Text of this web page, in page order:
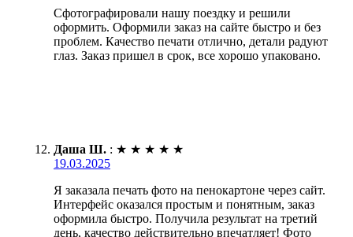
Сфотографировали нашу поездку и решили
оформить. Оформили заказ на сайте быстро и без
проблем. Качество печати отлично, детали радуют
глаз. Заказ пришел в срок, все хорошо упаковано.
Даша Ш. : ★ ★ ★ ★ ★
19.03.2025
Я заказала печать фото на пенокартоне через сайт.
Интерфейс оказался простым и понятным, заказ
оформила быстро. Получила результат на третий
день, качество действительно впечатляет! Фото